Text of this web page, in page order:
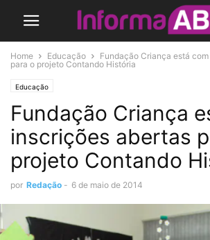
Home Educação
Fundação Criança está
para o projeto Contando História
Educação
Fundação Criança
inscrições abertas
projeto Contando
por Redação - 6 de maio de 2014